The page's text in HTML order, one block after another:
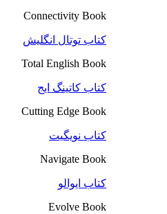
Connectivity Book
کتاب توتال انگلیش
Total English Book
کتاب کاتینگ ایج
Cutting Edge Book
کتاب نویگیت
Navigate Book
کتاب ایوالو
Evolve Book